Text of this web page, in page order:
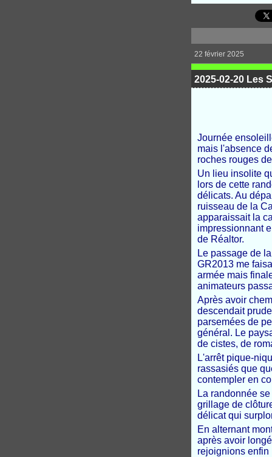
22 février 2025
2025-02-20 Les
Journée
mais l'absence
roches rouges
Un lieu insolite
lors de cette
délicats. Au
ruisseau de la
apparaissait la
impressionnant
de Réaltor.
Le passage de
GR2013 me
armée mais
animateurs
Après avoir
descendait
parsemées de
général. Le
de cistes, de
L'arrêt pique-
rassasiés que
contempler en
La randonnée
grillage de
délicat qui
En alternant
après avoir
rejoignions enfin